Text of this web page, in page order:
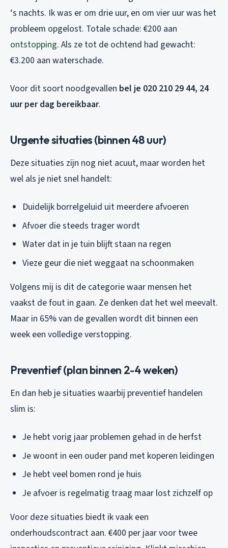
‘s nachts. Ik was er om drie uur, en om vier uur was het
probleem opgelost. Totale schade: €200 aan
ontstopping. Als ze tot de ochtend had gewacht:
€3.200 aan waterschade.
Voor dit soort noodgevallen bel je 020 210 29 44, 24
uur per dag bereikbaar.
Urgente situaties (binnen 48 uur)
Deze situaties zijn nog niet acuut, maar worden het
wel als je niet snel handelt:
Duidelijk borrelgeluid uit meerdere afvoeren
Afvoer die steeds trager wordt
Water dat in je tuin blijft staan na regen
Vieze geur die niet weggaat na schoonmaken
Volgens mij is dit de categorie waar mensen het
vaakst de fout in gaan. Ze denken dat het wel meevalt.
Maar in 65% van de gevallen wordt dit binnen een
week een volledige verstopping.
Preventief (plan binnen 2-4 weken)
En dan heb je situaties waarbij preventief handelen
slim is:
Je hebt vorig jaar problemen gehad in de herfst
Je woont in een ouder pand met koperen leidingen
Je hebt veel bomen rond je huis
Je afvoer is regelmatig traag maar lost zichzelf op
Voor deze situaties biedt ik vaak een
onderhoudscontract aan. €400 per jaar voor twee